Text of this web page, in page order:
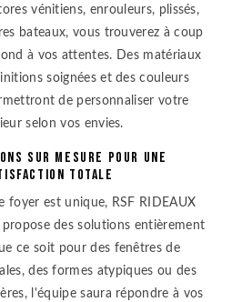
vénitiens, enrouleurs, plissés,
bateaux, vous trouverez à coup
à vos attentes. Des matériaux
soignées et des couleurs
de personnaliser votre
selon vos envies.
sur mesure pour une
totale
foyer est unique, RSF RIDEAUX
propose des solutions entièrement
ce soit pour des fenêtres de
des formes atypiques ou des
l'équipe saura répondre à vos